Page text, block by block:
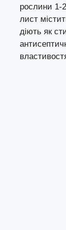
рослини 1-
лист
діють як